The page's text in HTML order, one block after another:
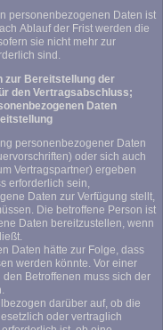
personenbezogenen Daten ist
Ablauf der Frist werden die
sie nicht mehr zur
sind.
zur Bereitstellung der
den Vertragsabschluss;
Daten
personenbezogener Daten
oder sich auch
Vertragspartner) ergeben
erforderlich sein,
Daten zur Verfügung stellt,
Die betroffene Person ist
Daten bereitzustellen, wenn
Daten hätte zur Folge, dass
werden könnte. Vor einer
Betroffenen muss sich der
darüber auf, ob die
oder vertraglich